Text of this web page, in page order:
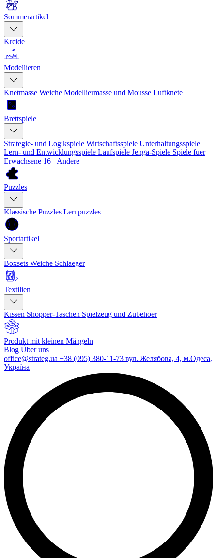
Sommerartikel
Kreide
Modellieren
Knetmasse Weiche Modelliermasse und Mousse Luftknete
Brettspiele
Strategie- und Logikspiele Wirtschaftsspiele Unterhaltungsspiele
Lern- und Entwicklungsspiele Laufspiele Jenga-Spiele Spiele fuer
Erwachsene 16+ Andere
Puzzles
Klassische Puzzles Lernpuzzles
Sportartikel
Boxsets Weiche Schlaeger
Textilien
Kissen Shopper-Taschen Spielzeug und Zubehoer
Produkt mit kleinen Mängeln
Blog Über uns
office@strateg.ua +38 (095) 380-11-73 вул. Желябова, 4, м.Одеса,
Україна